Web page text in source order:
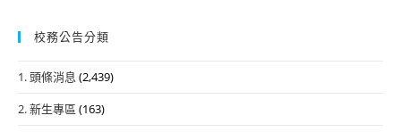
校務公告分類
1. 頭條消息 (2,439)
2. 新生專區 (163)